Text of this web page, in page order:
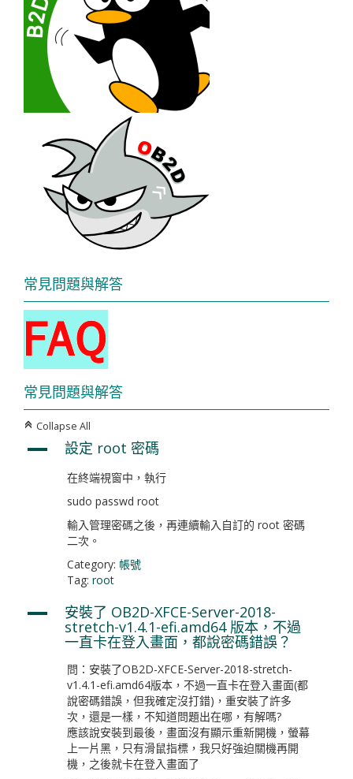
常見問題與解答
常見問題與解答
C Collapse All
A 設定 root 密碼
在終端視窗中，執行
sudo passwd root
輸入管理密碼之後，再連續輸入自訂的 root 密碼
二次。
Category: 帳號
Tag: root
A 安裝了 OB2D-XFCE-Server-2018-
stretch-v1.4.1-efi.amd64 版本，不過
一直卡在登入畫面，都說密碼錯誤？
問：安裝了OB2D-XFCE-Server-2018-stretch-
v1.4.1-efi.amd64版本，不過一直卡在登入畫面(都
說密碼錯誤，但我確定沒打錯)，重安裝了許多
次，還是一樣，不知道問題出在哪，有解嗎?
應該說安裝到最後，畫面沒有顯示重新開機，螢幕
上一片黑，只有滑鼠指標，我只好強迫關機再開
機，之後就卡在登入畫面了